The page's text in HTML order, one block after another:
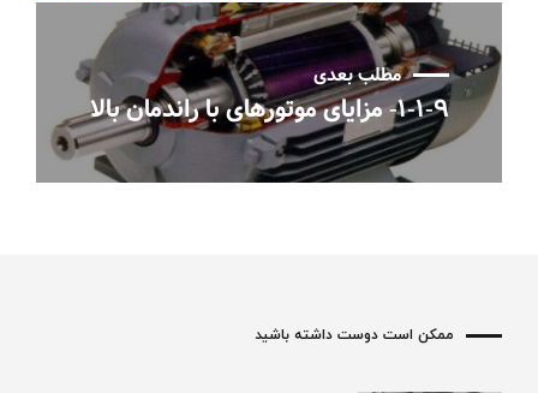
مطلب بعدی
۱-۱-۹- مزایای موتورهای با راندمان بالا
ممکن است دوست داشته باشید